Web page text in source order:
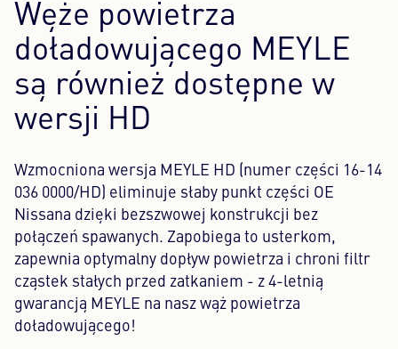
Węże powietrza
doładowującego MEYLE
są również dostępne w
wersji HD
Wzmocniona wersja MEYLE HD (numer części 16-14
036 0000/HD) eliminuje słaby punkt części OE
Nissana dzięki bezszwowej konstrukcji bez
połączeń spawanych. Zapobiega to usterkom,
zapewnia optymalny dopływ powietrza i chroni filtr
cząstek stałych przed zatkaniem - z 4-letnią
gwarancją MEYLE na nasz wąż powietrza
doładowującego!